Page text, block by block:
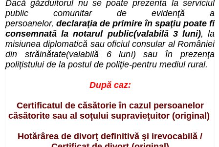
Dacă găzduitorul nu se poate prezenta la serviciul
public comunitar de evidenţă a
persoanelor, declaraţia de primire în spaţiu poate fi
consemnată la notarul public(valabilă 3 luni), la
misiunea diplomatică sau oficiul consular al României
din străinătate(valabilă 6 luni) sau în prezenţa
poliţistului de la postul de poliţie-pentru mediul rural.
După caz:
Certificatul de căsătorieîn cazul persoanelor
căsătorite sau al soţului supravieţuitor (original )
Hotărârea de divorţ definitivă şi irevocabilă /